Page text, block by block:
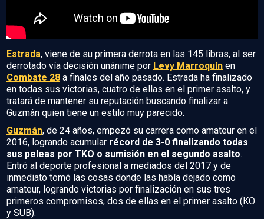
Estrada, viene de su primera derrota en las 145 libras, al ser
derrotado vía decisión unánime por Levy Marroquín en
Combate 28 a finales del año pasado. Estrada ha finalizado
en todas sus victorias, cuatro de ellas en el primer asalto, y
tratará de mantener su reputación buscando finalizar a
Guzmán quien tiene un estilo muy parecido.
Guzmán, de 24 años, empezó su carrera como amateur en el
2016, logrando acumular récord de 3-0 finalizando todas
sus peleas por TKO o sumisión en el segundo asalto.
Entró al deporte profesional a mediados del 2017 y de
inmediato tomó las cosas donde las había dejado como
amateur, logrando victorias por finalización en sus tres
primeros compromisos, dos de ellas en el primer asalto (KO
y SUB).